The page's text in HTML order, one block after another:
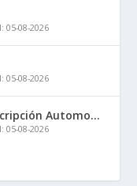
05-08-2026
05-08-2026
Automo...
05-08-2026